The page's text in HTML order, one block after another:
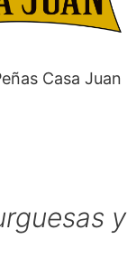
Casa Juan
y